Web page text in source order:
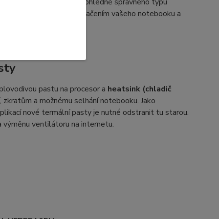
ventilátoru spolu s označením vašeho notebooku a
pastu na procesor a heatsink (chladič
a možnému selhání notebooku. Jako
nové termální pasty je nutné odstranit tu starou.
výměnu ventilátoru na internetu.